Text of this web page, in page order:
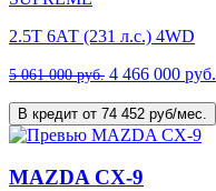
2.5T 6АТ (231 л.с.) 4WD
5 061 000 руб. 4 466 000 руб.
В кредит от 74 452 руб/мес.
MAZDA CX-9